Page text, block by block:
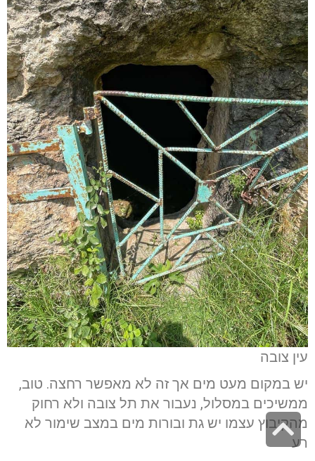
עין צובה
יש במקום מעט מים אך זה לא מאפשר רחצה. טוב,
ממשיכים במסלול, נעבור את תל צובה ולא רחוק
מהקיבוץ עצמו יש גת ובורות מים במצב שימור לא
רע
גלילה
לראש